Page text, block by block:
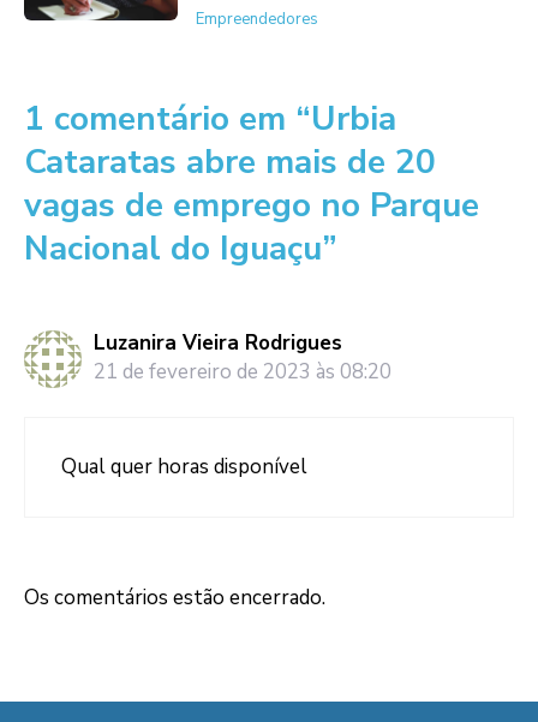
Empreendedores
1 comentário em “Urbia
Cataratas abre mais de 20
vagas de emprego no Parque
Nacional do Iguaçu”
Luzanira Vieira Rodrigues
21 de fevereiro de 2023 às 08:20
Qual quer horas disponível
Os comentários estão encerrado.